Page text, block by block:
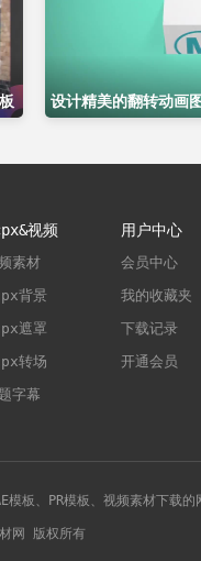
设计精美的翻转动画
视频
素材
背景
遮罩
转场
字幕
用户中心
会员中心
我的收藏夹
下载记录
开通会员
板、PR模板、视频素材下载的
网 版权所有